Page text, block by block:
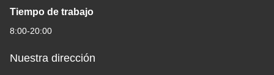
Tiempo de trabajo
8:00-20:00
Nuestra dirección